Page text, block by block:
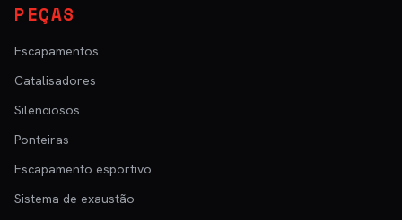
PEÇAS
Escapamentos
Catalisadores
Silenciosos
Ponteiras
Escapamento esportivo
Sistema de exaustão